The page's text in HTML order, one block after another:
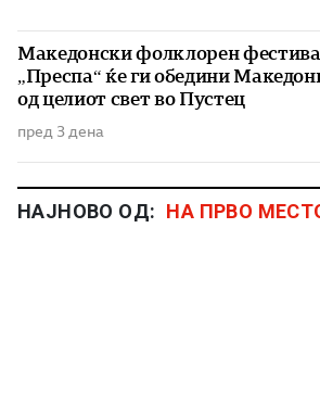
Македонски фолклорен
„Преспа“ ќе ги обедини
од целиот свет во Пустец
пред 3 дена
НАЈНОВО ОД: НА ПРВО